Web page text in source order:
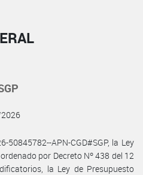
50845782--APN-CGD#SGP, la Ley
por Decreto Nº 438 del 12
la Ley de Presupuesto